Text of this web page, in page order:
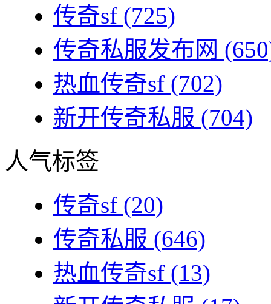
传奇sf (725)
传奇私服发布网
热血传奇sf (702)
新开传奇私服 (704)
人气标签
传奇sf (20)
传奇私服 (646)
热血传奇sf (13)